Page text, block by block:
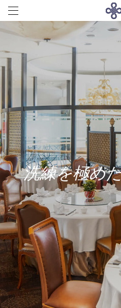
客室
美食の饗宴
会議・サミット
世紀のウェディング
設備
特典
コレクション
デハ・オフィスタワ
デハ・サービスドアパートメント
周辺観光
ニュース
接触
連絡先情報
360 Kim Ma, Giang Vo, Hanoi
+84 243 8315 000
reservation@daewoohotel.com
今すぐ予約
洗練を極め